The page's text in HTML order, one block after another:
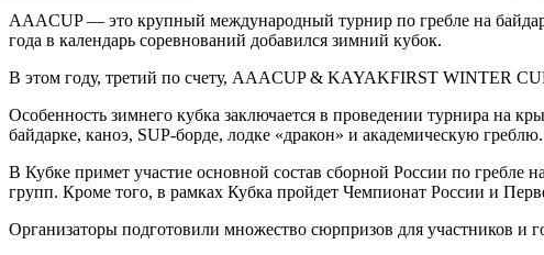
AAACUP — это крупный международный турнир по гребле на
года в календарь соревнований добавился зимний кубок.
В этом году, третий по счету, AAACUP & KAYAKFIRST WINTER
Особенность зимнего кубка заключается в проведении турнира на
байдарке, каноэ, SUP-борде, лодке «дракон» и академическую греблю.
В Кубке примет участие основной состав сборной России по гребле
групп. Кроме того, в рамках Кубка пройдет Чемпионат России и
Организаторы подготовили множество сюрпризов для участников и